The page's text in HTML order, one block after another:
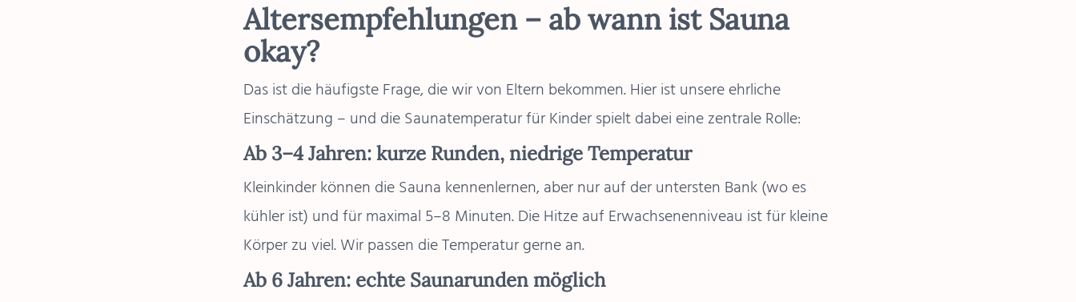
Altersempfehlungen – ab wann ist Sauna
okay?
Das ist die häufigste Frage, die wir von Eltern bekommen. Hier ist unsere ehrliche
Einschätzung – und die Saunatemperatur für Kinder spielt dabei eine zentrale Rolle:
Ab 3–4 Jahren: kurze Runden, niedrige Temperatur
Kleinkinder können die Sauna kennenlernen, aber nur auf der untersten Bank (wo es
kühler ist) und für maximal 5–8 Minuten. Die Hitze auf Erwachsenenniveau ist für kleine
Körper zu viel. Wir passen die Temperatur gerne an.
Ab 6 Jahren: echte Saunarunden möglich